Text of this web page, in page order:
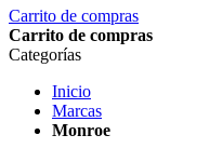
Carrito de compras
Carrito de compras
Categorías
Inicio
Marcas
Monroe